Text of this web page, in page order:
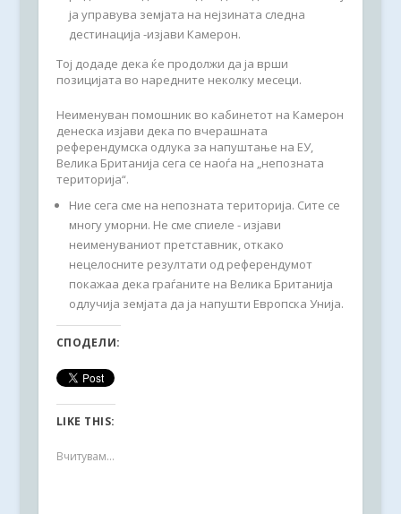
ја управува земјата на нејзината следна
дестинација -изјави Камерон.
Тој додаде дека ќе продолжи да ја врши
позицијата во наредните неколку месеци.
Неименуван помошник во кабинетот на Камерон
денеска изјави дека по вчерашната
референдумска одлука за напуштање на ЕУ,
Велика Британија сега се наоѓа на „непозната
територија“.
Ние сега сме на непозната територија. Сите се
многу уморни. Не сме спиеле - изјави
неименуваниот претставник, откако
нецелосните резултати од референдумот
покажаа дека граѓаните на Велика Британија
одлучија земјата да ја напушти Европска Унија.
СПОДЕЛИ:
LIKE THIS:
Вчитувам...